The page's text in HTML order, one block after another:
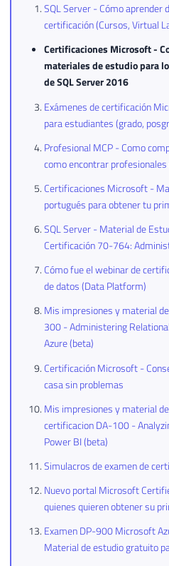
SQL Server - Cómo aprender
certificación (Cursos, Virtual
Certificaciones Microsoft -
materiales de estudio para
de SQL Server 2016
Exámenes de certificación
para estudiantes (grado,
Profesional MCP - Como
como encontrar
Certificaciones Microsoft -
portugués para obtener tu
SQL Server - Material de
Certificación 70-764:
Cómo fue el webinar de
de datos (Data Platform)
Mis impresiones y material
300 - Administering
Azure (beta)
Certificación Microsoft -
casa sin problemas
Mis impresiones y material
certificacion DA-100 -
Power BI (beta)
Simulacros de examen de
Nuevo portal Microsoft
quienes quieren obtener su
Examen DP-900 Microsoft
Material de estudio gratuito